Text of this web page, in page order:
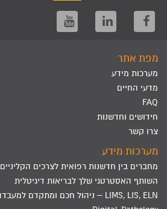
מפת אתר
מערכות מידע
מדעי החיים
FAQ
חידושים וחדשנות
צרו קשר
מערכות מידע
מחברים בין חדשנות רפואית לצרכים הקליניים
השותף האסטרטגי שלך לבריאות דיגיטלית
LIMS, LIS, ELN – ניהול חכם ומתקדם למעבדה